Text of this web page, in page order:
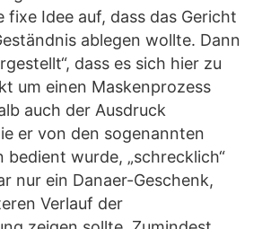
fixe Idee auf, dass das Gericht
ablegen wollte. Dann
dass es sich hier zu
um einen Maskenprozess
auch der Ausdruck
er von den sogenannten
bedient wurde, „schrecklich“
nur ein Danaer-Geschenk,
Verlauf der